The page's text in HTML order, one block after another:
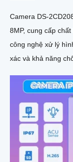
Camera DS-
8MP, cung cấp chất
công nghệ xử lý
xác và khả năng